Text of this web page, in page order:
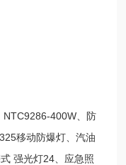
NTC9286-400W、防
移动防爆灯、汽油
强光灯24、应急照